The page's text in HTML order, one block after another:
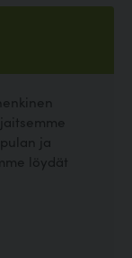
ja
löydät